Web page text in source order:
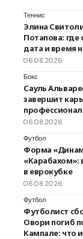
Теннис
Элина
Потапова: где
дата и время
06.08.2026
Бокс
Сауль
завершит
06.08.2026
Футбол
Форма
«Карабахом»:
в еврокубке
06.08.2026
Футбол
Футболист
Овори погиб
Кампале: что